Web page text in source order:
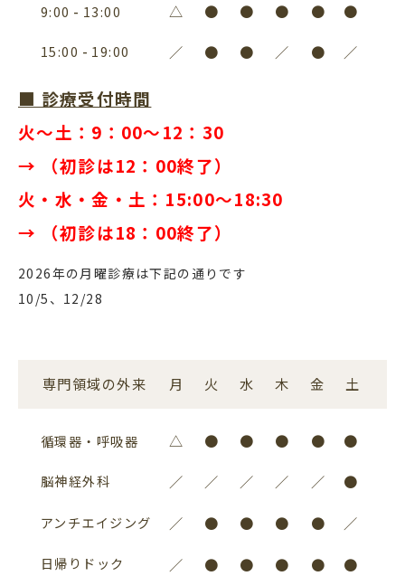
9:00 13:00 △ ● ● ● ● ●
15:00 19:00 ／ ● ● ／ ● ／
■ 診療受付時間
火〜土：9：00～12：30
→ （初診は12：00終了）
火・水・金・土：15:00～18:30
→ （初診は18：00終了）
2026年の月曜診療は下記の通りです
10/5、12/28
専門領域の外来 月 火 水 木 金 土
循環器・呼吸器 △ ● ● ● ● ●
脳神経外科 ／ ／ ／ ／ ／ ●
アンチエイジング ／ ● ● ● ● ／
日帰りドック ／ ● ● ● ● ●